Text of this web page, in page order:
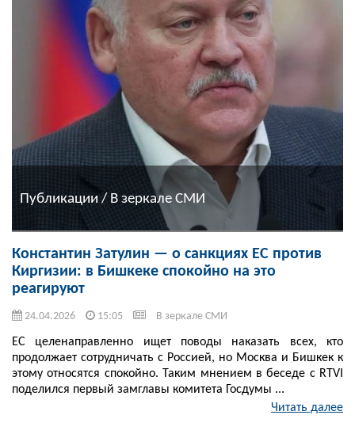
Публикации / В зеркале СМИ
Константин Затулин — о санкциях ЕС против
Киргизии: в Бишкеке спокойно на это
реагируют
24.04.2026 15:05 В зеркале СМИ
ЕС целенаправленно ищет поводы наказать всех, кто
продолжает сотрудничать с Россией, но Москва и Бишкек к
этому относятся спокойно. Таким мнением в беседе с RTVI
поделился первый замглавы комитета Госдумы ...
Читать далее